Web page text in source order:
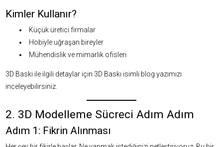
Kimler Kullanır?
Küçük üretici firmalar
Hobiyle uğraşan bireyler
Mühendislik ve mimarlık ofisleri
3D Baskı ile ilgili detaylar için 3D Baskı isimli blog yazımızı
inceleyebilirsiniz.
2. 3D Modelleme Sücreci Adım Adım
Adım 1: Fikrin Alınması